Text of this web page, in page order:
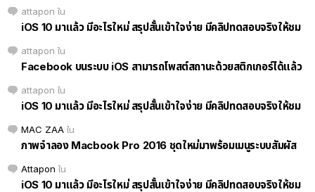
attapon ใน
iOS 10 มาแล้ว มีอะไรใหม่ สรุปสั้นเข้าใจง่าย มีคลิปทดสอบจริงให้ชม
attapon ใน
Facebook บนระบบ iOS สามารถโพสต์สถานะด้วยสติกเกอร์ได้แล้ว
attapon ใน
iOS 10 มาแล้ว มีอะไรใหม่ สรุปสั้นเข้าใจง่าย มีคลิปทดสอบจริงให้ชม
MAC ZAA ใน
ภาพจำลอง Macbook Pro 2016 ชุดใหม่มาพร้อมเมนูระบบสัมผัส
Attapon ใน
iOS 10 มาแล้ว มีอะไรใหม่ สรุปสั้นเข้าใจง่าย มีคลิปทดสอบจริงให้ชม